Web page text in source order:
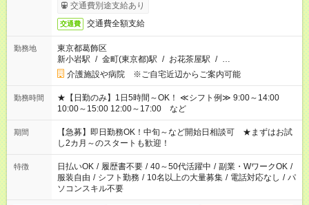
交通費別途支給あり
交通費 交通費全額支給
勤務地
東京都葛飾区
新小岩駅 / 金町(東京都)駅 / お花茶屋駅 / …
介護施設や病院 ※ご自宅近辺からご案内可能
勤務時間
★【日勤のみ】1日5時間～OK！ ≪シフト例≫ 9:00～14:00
10:00～15:00 12:00～17:00 など
期間
【急募】即日勤務OK！中旬～など開始日相談可 ★まずはお試
し2カ月～のスタートも歓迎！
特徴 日払いOK / 履歴書不要 / 40～50代活躍中 / 副業・WワークOK /
服装自由 / シフト勤務 / 10名以上の大量募集 / 電話対応なし / パ
ソコンスキル不要